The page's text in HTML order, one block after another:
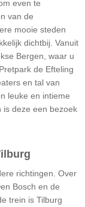
even te
van de
mooie steden
dichtbij. Vanuit
Bergen, waar u
de Efteling
en tal van
leuke en intieme
is deze een bezoek
richtingen. Over
Bosch en de
trein is Tilburg